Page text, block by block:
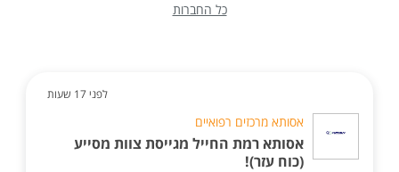
כל החברות
לפני 17 שעות
אסותא מרכזים רפואיים
אסותא רמת החייל מגייסת צוות מסייע
(כוח עזר)!